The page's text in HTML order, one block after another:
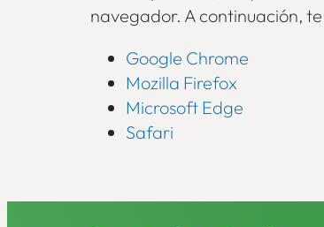
navegador. A continuación,
Google Chrome
Mozilla Firefox
Microsoft Edge
Safari